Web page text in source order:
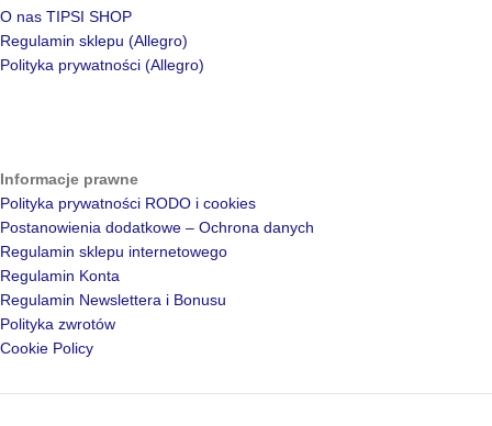
O nas TIPSI SHOP
Regulamin sklepu (Allegro)
Polityka prywatności (Allegro)
Informacje prawne
Polityka prywatności RODO i cookies
Postanowienia dodatkowe – Ochrona danych
Regulamin sklepu internetowego
Regulamin Konta
Regulamin Newslettera i Bonusu
Polityka zwrotów
Cookie Policy